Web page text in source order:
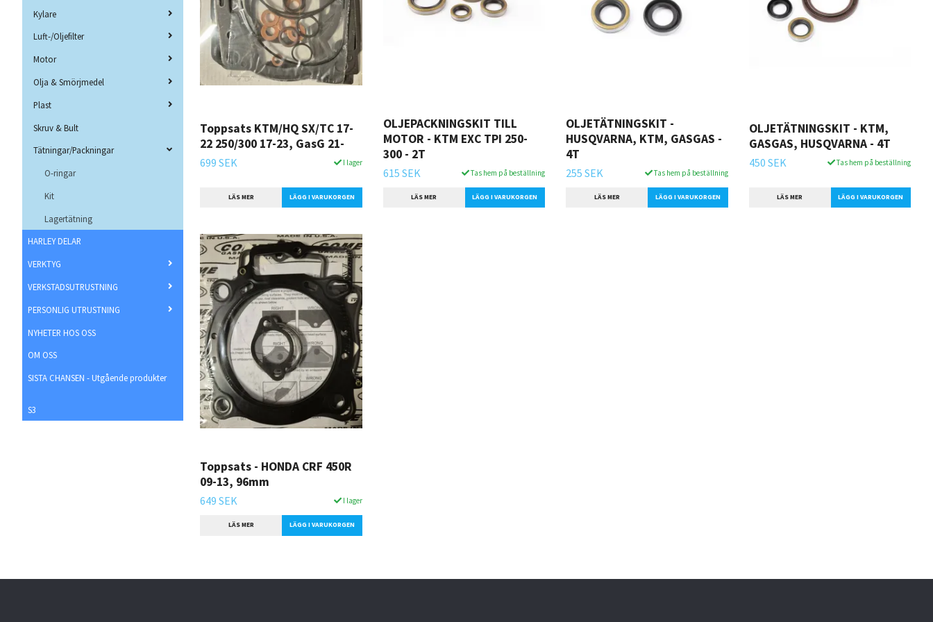
Kylare
Luft-/Oljefilter
Motor
Olja & Smörjmedel
Plast
Skruv & Bult
Tätningar/Packningar
O-ringar
Kit
Lagertätning
HARLEY DELAR
VERKTYG
VERKSTADSUTRUSTNING
PERSONLIG UTRUSTNING
NYHETER HOS OSS
OM OSS
SISTA CHANSEN - Utgående produkter
S3
Toppsats KTM/HQ SX/TC 17-
22 250/300 17-23, GasG 21-
699 SEK I lager
LÄS MER
OLJEPACKNINGSKIT TILL
MOTOR - KTM EXC TPI 250-
300 - 2T
615 SEK Tas hem på beställning
LÄS MER
OLJETÄTNINGSKIT -
HUSQVARNA, KTM, GASGAS -
4T
255 SEK Tas hem på beställning
LÄS MER
OLJETÄTNINGSKIT - KTM,
GASGAS, HUSQVARNA - 4T
450 SEK Tas hem på beställning
LÄS MER
Toppsats - HONDA CRF 450R
09-13, 96mm
649 SEK I lager
LÄS MER